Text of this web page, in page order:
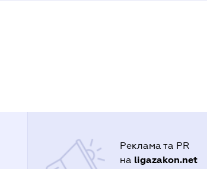
Реклама та PR
на ligazakon.net